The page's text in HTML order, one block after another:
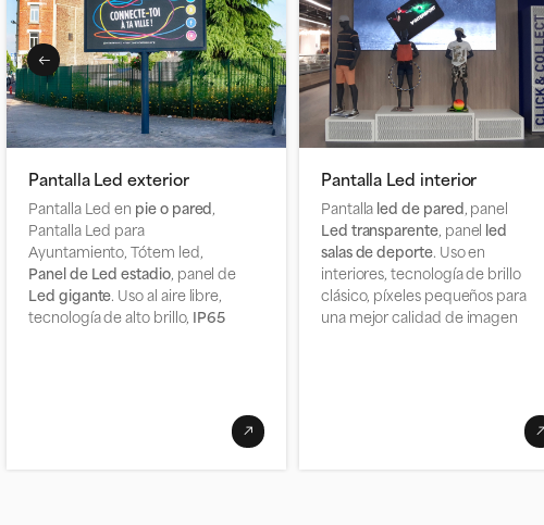
Pantalla Led exterior
Pantalla Led en pie o pared ,
Pantalla Led para
Ayuntamiento, Tótem led,
Panel de Led estadio, panel de
Led gigante. Uso al aire libre,
tecnología de alto brillo,
IP65
Pantalla Led interior
Pantalla led de pared , panel
Led transparente, panel
led
salas de deporte. Uso en
interiores, tecnología de brillo
clásico, píxeles pequeños para
una mejor calidad de imagen